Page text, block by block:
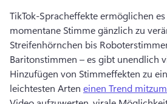
TikTok-Spracheffekte ermöglichen
momentane Stimme gänzlich zu
Streifenhörnchen bis
Baritonstimmen – es gibt unendlich
Hinzufügen von Stimmeffekten zu
leichtesten Arten einen Trend